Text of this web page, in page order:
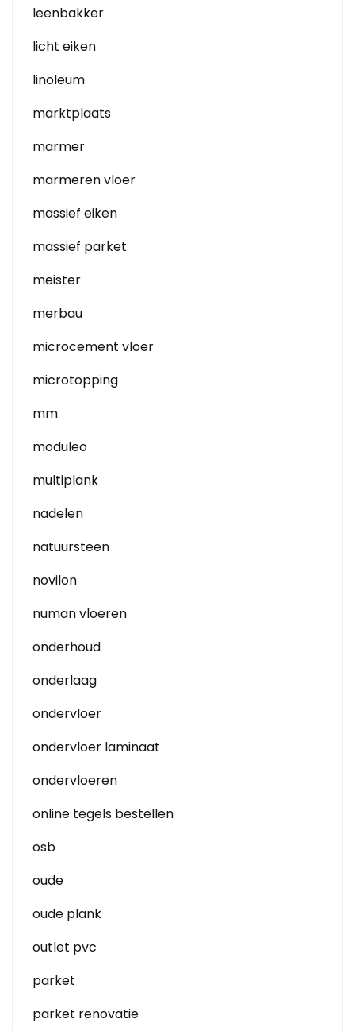
leenbakker
licht eiken
linoleum
marktplaats
marmer
marmeren vloer
massief eiken
massief parket
meister
merbau
microcement vloer
microtopping
mm
moduleo
multiplank
nadelen
natuursteen
novilon
numan vloeren
onderhoud
onderlaag
ondervloer
ondervloer laminaat
ondervloeren
online tegels bestellen
osb
oude
oude plank
outlet pvc
parket
parket renovatie